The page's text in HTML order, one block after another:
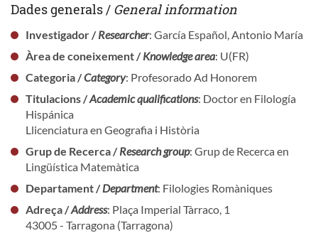
Dades generals / General information
Investigador /Researcher: García Español, Antonio María
Àrea de coneixement /Knowledge area: U(FR)
Categoria /Category: Profesorado Ad Honorem
Titulacions /Academic qualifications: Doctor en Filología
Hispánica
Llicenciatura en Geografia i Història
Grup de Recerca /Research group: Grup de Recerca en
Lingüística Matemàtica
Departament /Department: Filologies Romàniques
Adreça /Address: Plaça Imperial Tàrraco, 1
43005 - Tarragona (Tarragona)